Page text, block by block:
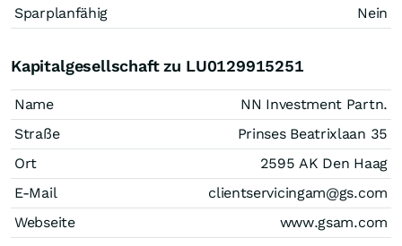
Sparplanfähig
Nein
Kapitalgesellschaft zu LU0129915251
Name
NN Investment Partn.
Straße
Prinses Beatrixlaan 35
Ort
2595 AK Den Haag
E-Mail
clientservicingam@gs.com
Webseite
www.gsam.com